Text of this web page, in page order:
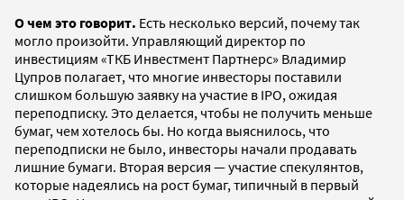
О чем это говорит. Есть несколько версий, почему так
могло произойти. Управляющий директор по
инвестициям «ТКБ Инвестмент Партнерс» Владимир
Цупров полагает, что многие инвесторы поставили
слишком большую заявку на участие в IPO, ожидая
переподписку. Это делается, чтобы не получить меньше
бумаг, чем хотелось бы. Но когда выяснилось, что
переподписки не было, инвесторы начали продавать
лишние бумаги. Вторая версия — участие спекулянтов,
которые надеялись на рост бумаг, типичный в первый